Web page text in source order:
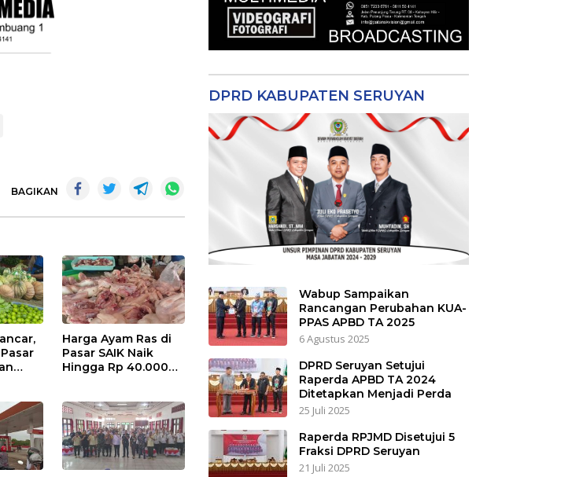
BAGIKAN
Harga Ayam Ras di
Pasar SAIK Naik
Hingga Rp 40.000
DPRD KABUPATEN SERUYAN
Wabup Sampaikan
Rancangan Perubahan KUA-
PPAS APBD TA 2025
6 Agustus 2025
DPRD Seruyan Setujui
Raperda APBD TA 2024
Ditetapkan Menjadi Perda
25 Juli 2025
Raperda RPJMD Disetujui 5
Fraksi DPRD Seruyan
21 Juli 2025